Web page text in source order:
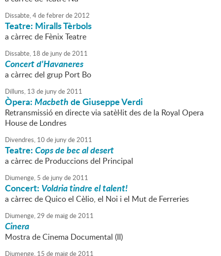
Dissabte,4defebrerde2012
Teatre: Miralls Tèrbols
a càrrec de Fènix Teatre
Dissabte, 18 de junyde2011
Concert d'Havaneres
a càrrec del grup Port Bo
Dilluns, 13 de junyde2011
Òpera:Macbethde Giuseppe Verdi
Retransmissió en directe via satèl·lit des de la Royal Opera
House de Londres
Divendres, 10 de junyde2011
Teatre:Cops de bec al desert
a càrrec de Produccions del Principal
Diumenge, 5 de junyde2011
Concert: Voldria tindre el talent!
a càrrec de Quico el Cèlio, el Noi i el Mut de Ferreries
Diumenge,29 de maigde2011
Cinera
Mostra de Cinema Documental (II)
Diumenge, 15 de maigde2011